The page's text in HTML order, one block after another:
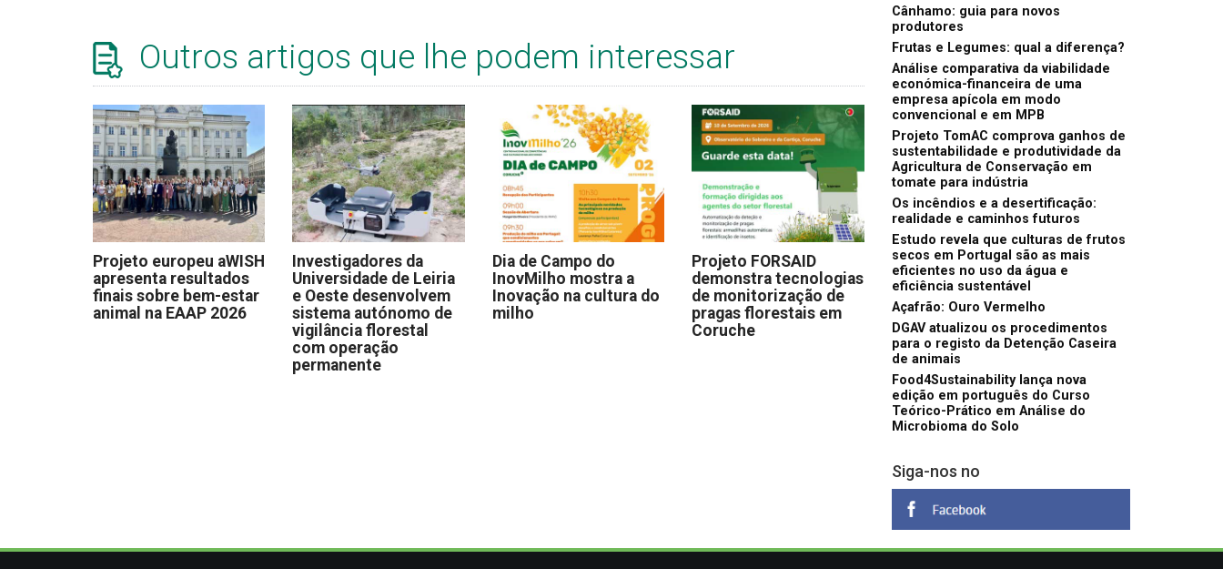
Outros artigos que lhe podem interessar
Projeto europeu aWISH
apresenta resultados
finais sobre bem-estar
animal na EAAP 2026
Investigadores da
Universidade de Leiria
e Oeste desenvolvem
sistema autónomo de
vigilância florestal
com operação
permanente
Dia de Campo do
InovMilho mostra a
Inovação na cultura do
milho
Projeto FORSAID
demonstra tecnologias
de monitorização de
pragas florestais em
Coruche
Cânhamo: guia para novos
produtores
Frutas e Legumes: qual a diferença?
Análise comparativa da viabilidade
económica-financeira de uma
empresa apícola em modo
convencional e em MPB
Projeto TomAC comprova ganhos de
sustentabilidade e produtividade da
Agricultura de Conservação em
tomate para indústria
Os incêndios e a desertificação:
realidade e caminhos futuros
Estudo revela que culturas de frutos
secos em Portugal são as mais
eficientes no uso da água e
eficiência sustentável
Açafrão: Ouro Vermelho
DGAV atualizou os procedimentos
para o registo da Detenção Caseira
de animais
Food4Sustainability lança nova
edição em português do Curso
Teórico-Prático em Análise do
Microbioma do Solo
Siga-nos no